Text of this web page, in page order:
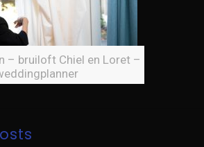
– bruiloft Chiel en Loret –